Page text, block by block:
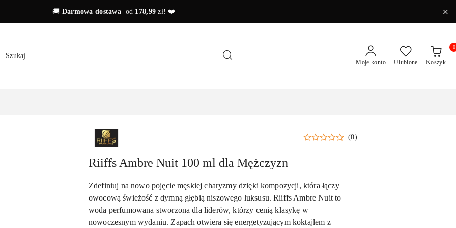
🚚 Darmowa dostawa od 178,99 zł! ❤️
Moje konto Ulubione Koszyk
0
RIIFFS
(0)
Riiffs Ambre Nuit 100 ml dla Mężczyzn
Zdefiniuj na nowo pojęcie męskiej charyzmy dzięki kompozycji, która łączy
owocową świeżość z dymną głębią niszowego luksusu. Riiffs Ambre Nuit to
woda perfumowana stworzona dla liderów, którzy cenią klasykę w
nowoczesnym wydaniu. Zapach otwiera się energetyzującym koktajlem z